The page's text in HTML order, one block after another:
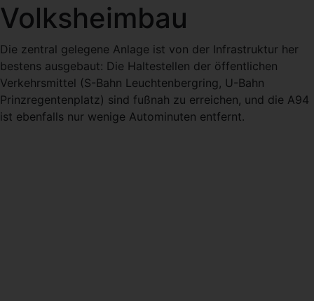
Volksheimbau
Die zentral gelegene Anlage ist von der Infrastruktur her
bestens ausgebaut: Die Haltestellen der öffentlichen
Verkehrsmittel (S-Bahn Leuchtenbergring, U-Bahn
Prinzregentenplatz) sind fußnah zu erreichen, und die A94
ist ebenfalls nur wenige Autominuten entfernt.